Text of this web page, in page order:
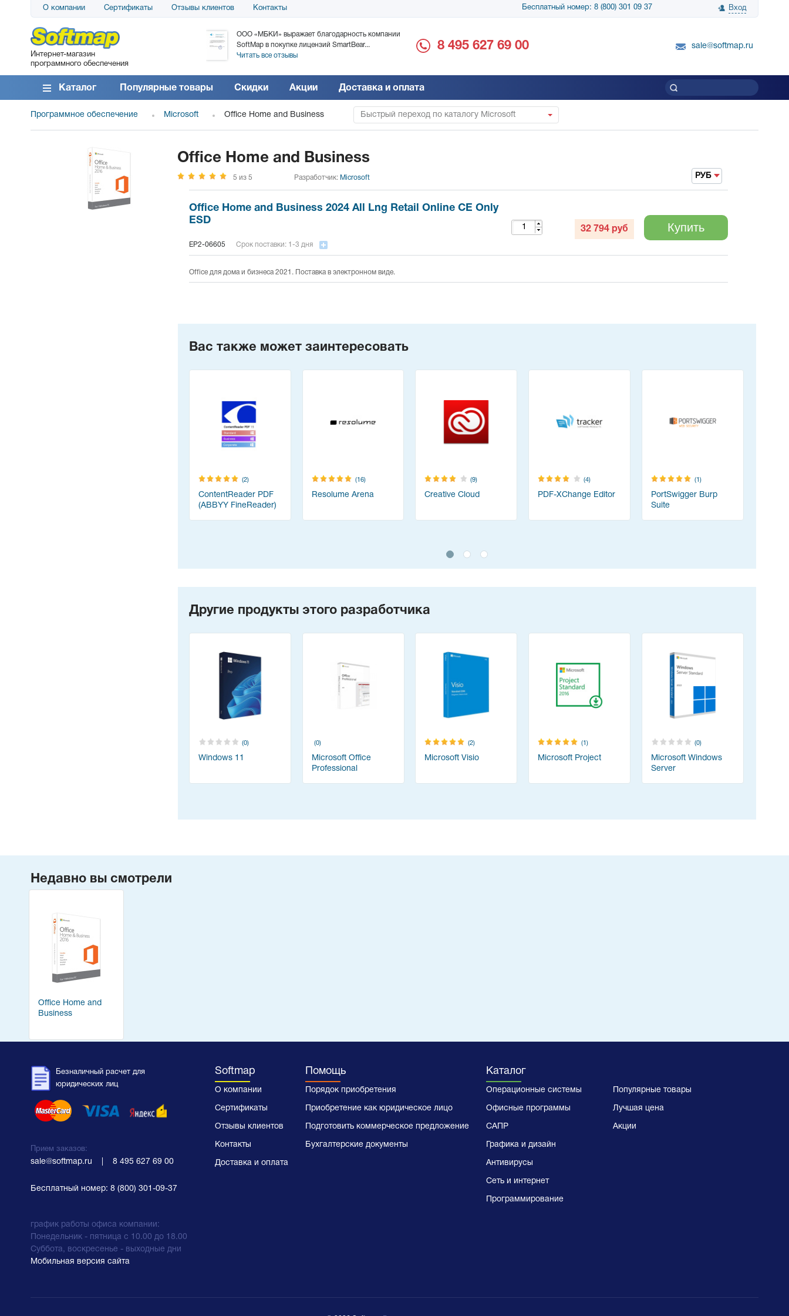
О компании Сертификаты Отзывы клиентов Контакты Бесплатный номер: 8 (800) 301 09 37 Вход
Интернет-магазин
программного обеспечения
АО «АТС» благодарит компанию SoftMap за
поставку программного обеспечения SolarWinds
DameWare...
Читать все отзывы
ООО «МБКИ» выражает благодарность компании
SoftMap в покупке лицензий SmartBear...
Читать все отзывы
благодарность за поставку SnapGene...
благодарность SoftMap за помощь в
8 495 627 69 00 sale@softmap.ru
Каталог Популярные товары Скидки Акции Доставка и оплата
Программное обеспечение Microsoft Office Home and Business Быстрый переход по каталогу Microsoft
Office Home and Business
5 из 5 Разработчик: Microsoft РУБ
Office Home and Business 2024 All Lng Retail Online CE Only
ESD
EP2-06605 Срок поставки: 1-3 дня
32 794 руб Купить
Office для дома и бизнеса 2021. Поставка в электронном виде.
Вас также может заинтересовать
(2)
ContentReader PDF
(ABBYY FineReader)
(16)
Resolume Arena
(9)
Creative Cloud
(4)
PDF-XChange Editor
(1)
PortSwigger Burp
Suite
Другие продукты этого разработчика
(0)
Windows 11
(0)
Microsoft Office
Professional
(2)
Microsoft Visio
(1)
Microsoft Project
(0)
Microsoft Windows
Server
Недавно вы смотрели
Office Home and
Business
Безналичный расчет для
юридических лиц
Прием заказов:
sale@softmap.ru 8 495 627 69 00
Бесплатный номер: 8 (800) 301-09-37
график работы офиса компании:
Понедельник - пятница с 10.00 до 18.00
Суббота, воскресенье - выходные дни
Softmap
О компании
Сертификаты
Отзывы клиентов
Контакты
Доставка и оплата
Помощь
Порядок приобретения
Приобретение как юридическое лицо
Подготовить коммерческое предложение
Бухгалтерские документы
Каталог
Операционные системы
Офисные программы
САПР
Графика и дизайн
Антивирусы
Сеть и интернет
Программирование
Популярные товары
Лучшая цена
Акции
Мобильная версия сайта